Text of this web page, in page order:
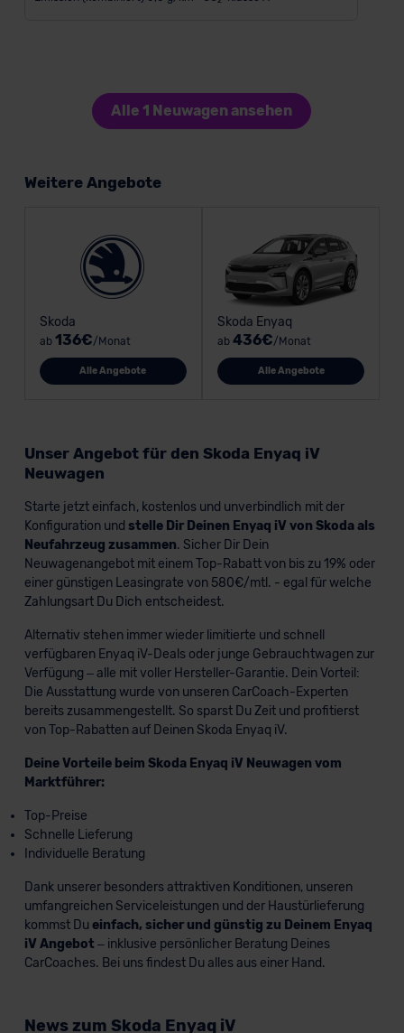
Alle 1 Neuwagen ansehen
Weitere Angebote
Skoda
ab 136€/Monat
Alle Angebote
Skoda Enyaq
ab 436€/Monat
Alle Angebote
Unser Angebot für den Skoda Enyaq iV
Neuwagen
Starte jetzt einfach, kostenlos und unverbindlich mit der
Konfiguration und stelle Dir Deinen Enyaq iV von Skoda als
Neufahrzeug zusammen. Sicher Dir Dein
Neuwagenangebot mit einem Top-Rabatt von bis zu 19% oder
einer günstigen Leasingrate von 580€/mtl. - egal für welche
Zahlungsart Du Dich entscheidest.
Alternativ stehen immer wieder limitierte und schnell
verfügbaren Enyaq iV-Deals oder junge Gebrauchtwagen zur
Verfügung – alle mit voller Hersteller-Garantie. Dein Vorteil:
Die Ausstattung wurde von unseren CarCoach-Experten
bereits zusammengestellt. So sparst Du Zeit und profitierst
von Top-Rabatten auf Deinen Skoda Enyaq iV.
Deine Vorteile beim Skoda Enyaq iV Neuwagen vom
Marktführer:
Top-Preise
Schnelle Lieferung
Individuelle Beratung
Dank unserer besonders attraktiven Konditionen, unseren
umfangreichen Serviceleistungen und der Haustürlieferung
kommst Du einfach, sicher und günstig zu Deinem Enyaq
iV Angebot – inklusive persönlicher Beratung Deines
CarCoaches. Bei uns findest Du alles aus einer Hand.
News zum Skoda Enyaq iV